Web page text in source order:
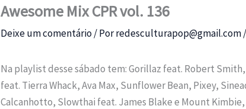
Awesome Mix CPR vol. 136
Deixe um comentário/ Porredesculturapop@gmail.com
Na playlist desse sábado tem: Gorillaz feat. Robert
feat. Tierra Whack, Ava Max, Sunflower Bean, Pixey,
Calcanhotto, Slowthai feat. James Blake e Mount